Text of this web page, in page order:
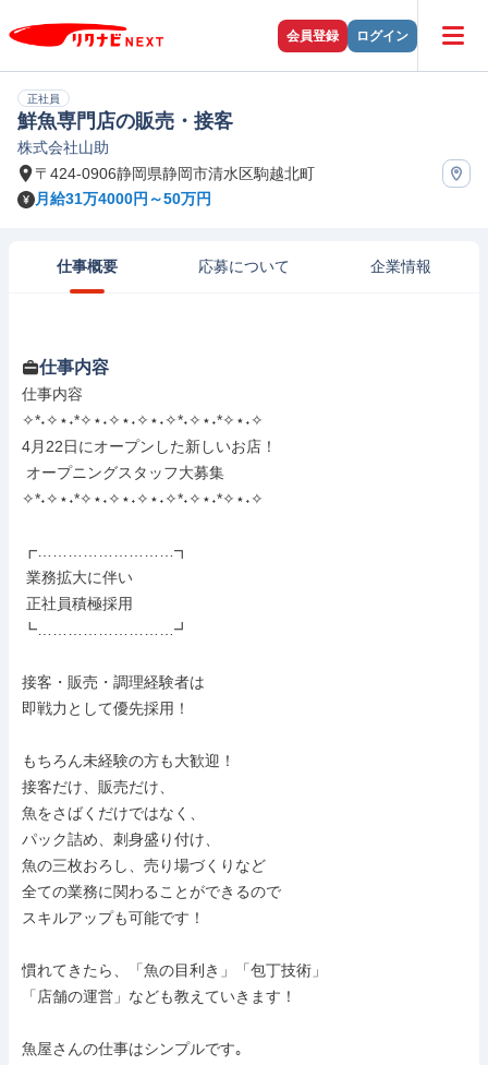
会員登録 ログイン
正社員
鮮魚専門店の販売・接客
株式会社山助
〒424-0906静岡県静岡市清水区駒越北町
月給31万4000円～50万円
仕事概要 応募について 企業情報
仕事内容
仕事内容
✧*˖✧⋆˖*✧⋆˖✧⋆˖✧⋆˖✧*˖✧⋆˖*✧⋆˖✧
4月22日にオープンした新しいお店！
✧*˖✧⋆˖*✧⋆˖✧⋆˖✧⋆˖✧*˖✧⋆˖*✧⋆˖✧
┏………………………┓
┗………………………┛
接客・販売・調理経験者は
即戦力として優先採用！
もちろん未経験の方も大歓迎！
接客だけ、販売だけ、
魚をさばくだけではなく、
パック詰め、刺身盛り付け、
魚の三枚おろし、売り場づくりなど
全ての業務に関わることができるので
スキルアップも可能です！
慣れてきたら、「魚の目利き」「包丁技術」
「店舗の運営」なども教えていきます！
魚屋さんの仕事はシンプルです｡